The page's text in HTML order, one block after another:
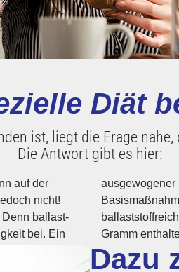
Diät
ist, liegt die Frage
Die Antwort gibt es hier:
auf der
nicht!
Denn ballast­
bei. Ein
wichtige
besonders
pro 100
Gramm
Dazu